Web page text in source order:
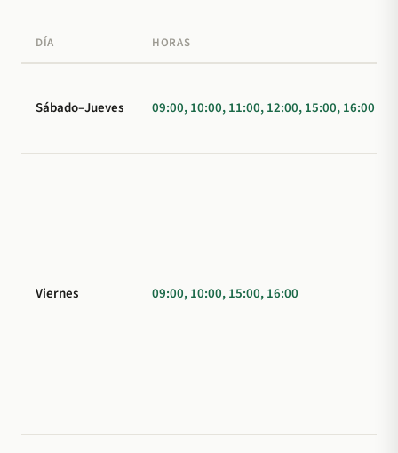
DÍA HORAS
Sábado–Jueves 09:00, 10:00, 11:00, 12:00, 15:00, 16:00
Viernes 09:00, 10:00, 15:00, 16:00